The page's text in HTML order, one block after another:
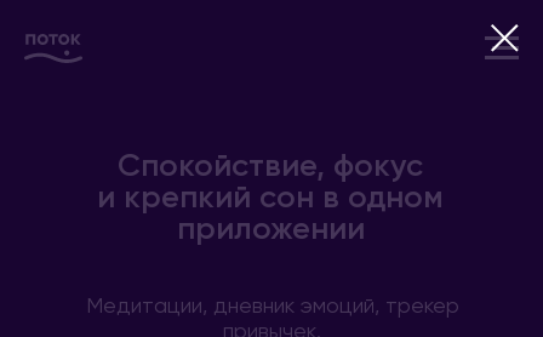
Спокойствие, фокус
и крепкий сон в одном
приложении
Медитации, дневник эмоций, трекер
привычек.